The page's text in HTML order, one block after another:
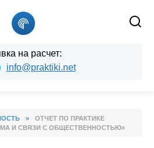
на расчет:
info@praktiki.net
»
ОТЧЕТ ПО ПРАКТИКЕ
И СВЯЗИ С ОБЩЕСТВЕННОСТЬЮ»